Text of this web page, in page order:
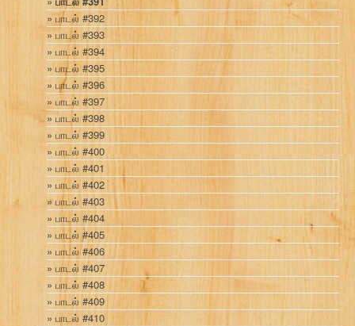
பாடல் #392
பாடல் #393
பாடல் #394
பாடல் #395
பாடல் #396
பாடல் #397
பாடல் #398
பாடல் #399
பாடல் #400
பாடல் #401
பாடல் #402
பாடல் #403
பாடல் #404
பாடல் #405
பாடல் #406
பாடல் #407
பாடல் #408
பாடல் #409
பாடல் #410